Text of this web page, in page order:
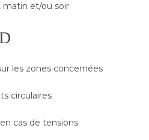
matin et/ou soir
les zones concernées
circulaires
cas de tensions